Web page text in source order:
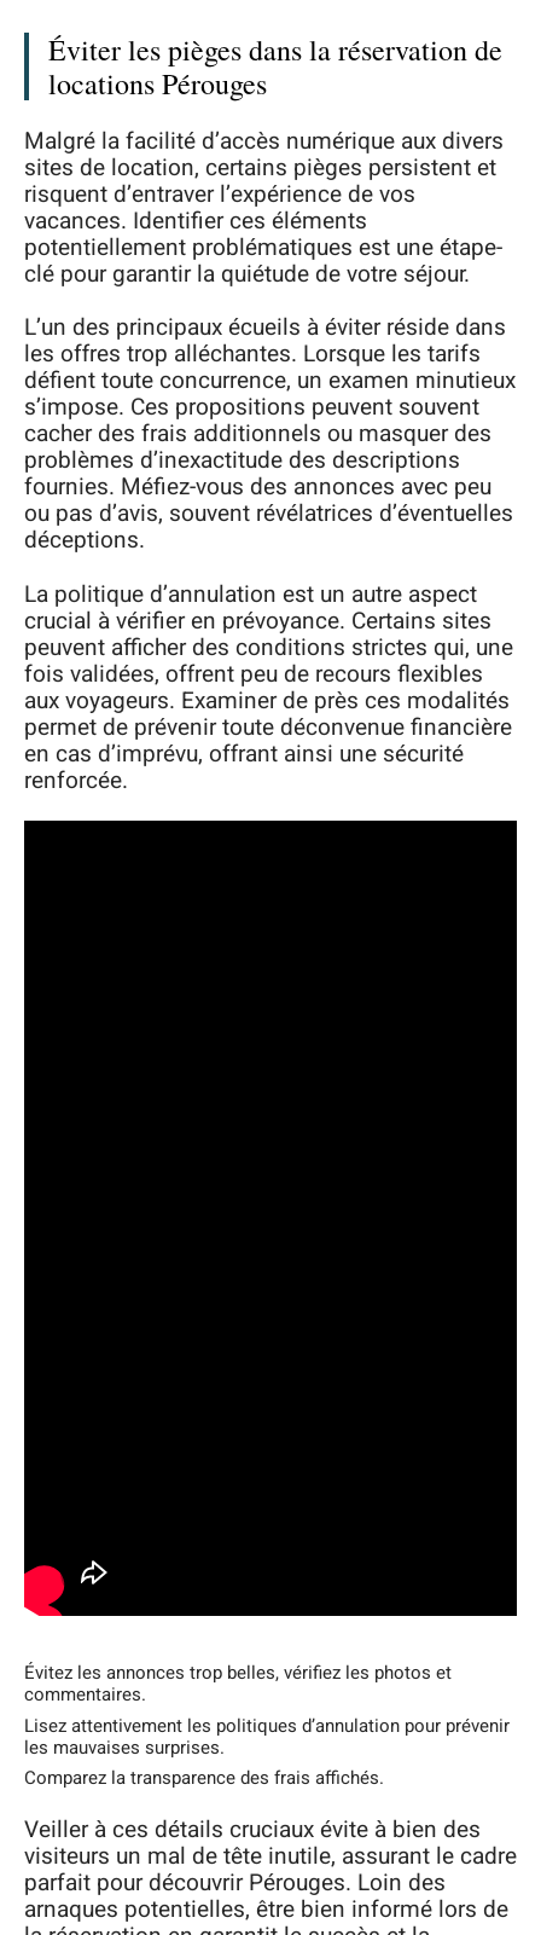
Éviter les pièges dans la réservation de
locations Pérouges
Malgré la facilité d’accès numérique aux divers
sites de location, certains pièges persistent et
risquent d’entraver l’expérience de vos
vacances. Identifier ces éléments
potentiellement problématiques est une étape-
clé pour garantir la quiétude de votre séjour.
L’un des principaux écueils à éviter réside dans
les offres trop alléchantes. Lorsque les tarifs
défient toute concurrence, un examen minutieux
s’impose. Ces propositions peuvent souvent
cacher des frais additionnels ou masquer des
problèmes d’inexactitude des descriptions
fournies. Méfiez-vous des annonces avec peu
ou pas d’avis, souvent révélatrices d’éventuelles
déceptions.
La politique d’annulation est un autre aspect
crucial à vérifier en prévoyance. Certains sites
peuvent afficher des conditions strictes qui, une
fois validées, offrent peu de recours flexibles
aux voyageurs. Examiner de près ces modalités
permet de prévenir toute déconvenue financière
en cas d’imprévu, offrant ainsi une sécurité
renforcée.
Évitez les annonces trop belles, vérifiez les photos et
commentaires.
Lisez attentivement les politiques d’annulation pour prévenir
les mauvaises surprises.
Comparez la transparence des frais affichés.
Veiller à ces détails cruciaux évite à bien des
visiteurs un mal de tête inutile, assurant le cadre
parfait pour découvrir Pérouges. Loin des
arnaques potentielles, être bien informé lors de